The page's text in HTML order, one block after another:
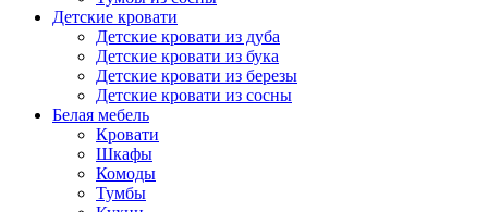
Детские кровати
Детские кровати из дуба
Детские кровати из бука
Детские кровати из березы
Детские кровати из сосны
Белая мебель
Кровати
Шкафы
Комоды
Тумбы